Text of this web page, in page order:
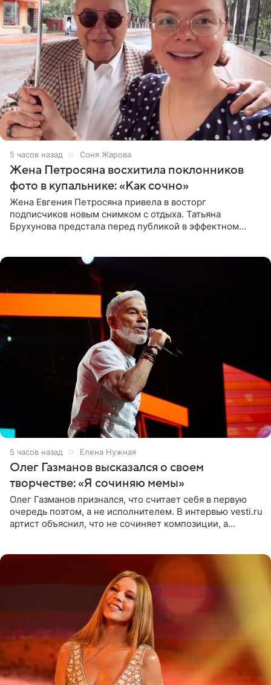
5 часов назад Соня Жарова
Жена Петросяна восхитила поклонников
фото в купальнике: «Как сочно»
Жена Евгения Петросяна привела в восторг
подписчиков новым снимком с отдыха. Татьяна
Брухунова предстала перед публикой в эффектном
5 часов назад Елена Нужная
Олег Газманов высказался о своем
творчестве: «Я сочиняю мемы»
Олег Газманов признался, что считает себя в первую
очередь поэтом, а не исполнителем. В интервью vesti.ru
артист объяснил, что не сочиняет композиции, а